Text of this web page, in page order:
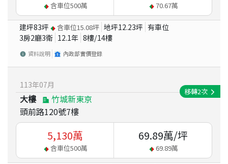
含車位500萬 70.67萬
建坪83坪 含車位15.08坪 地坪12.23坪 有車位
3房2廳3衛 12.1年 8樓/14樓
資料說明 內政部實價登錄
113年07月
大樓
竹城新東京
頭前路120號7樓
移轉2次
5,130萬
含車位500萬
69.89萬/坪
69.89萬